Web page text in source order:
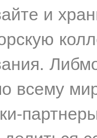
и
всему